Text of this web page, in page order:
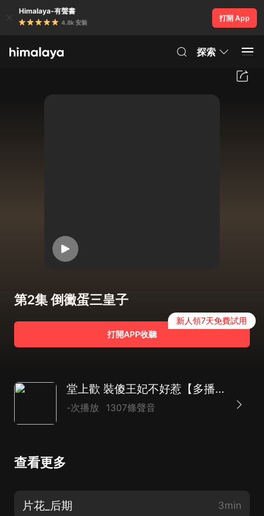
Himalaya-有聲書
4.8k 安裝
打開 App
探索
第2集 倒黴蛋三皇子
打開APP收聽
新人領7天免費試用
堂上歡 裝傻王妃不好惹【多播】愛恨情仇只在詼諧皇宮內外
-次播放 1307條聲音
查看更多
片花_后期 3min